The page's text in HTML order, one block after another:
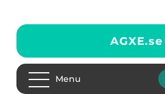
AGXE.se
Menu